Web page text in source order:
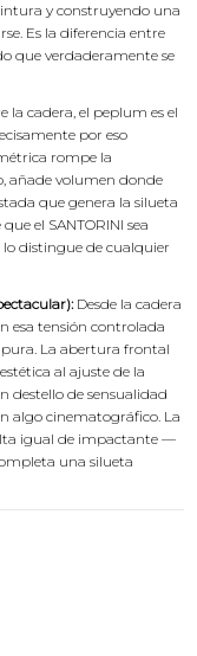
y construyendo una
Es la diferencia entre
que verdaderamente se
la cadera, el peplum es el
por eso
rompe la
añade volumen donde
que genera la silueta
el SANTORINI sea
distingue de cualquier
Desde la cadera
esa tensión controlada
pura. La abertura frontal
al ajuste de la
destello de sensualidad
algo cinematográfico. La
igual de impactante —
una silueta